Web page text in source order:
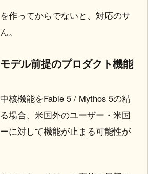
作ってからでないと、対応のサ
。
デル前提のプロダクト機能
核機能をFable 5 / Mythos 5の精
場合、米国外のユーザー・米国
に対して機能が止まる可能性が